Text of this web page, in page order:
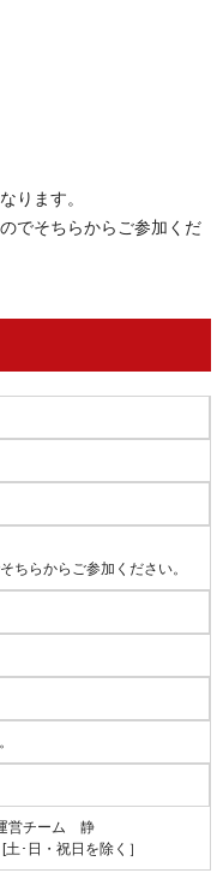
ります。
でそちらからご参加くだ
ちらからご参加ください。
営チーム 静
･日・祝日を除く］